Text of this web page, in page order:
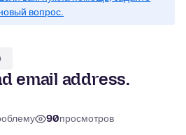
вопрос.
email address.
90просмотров